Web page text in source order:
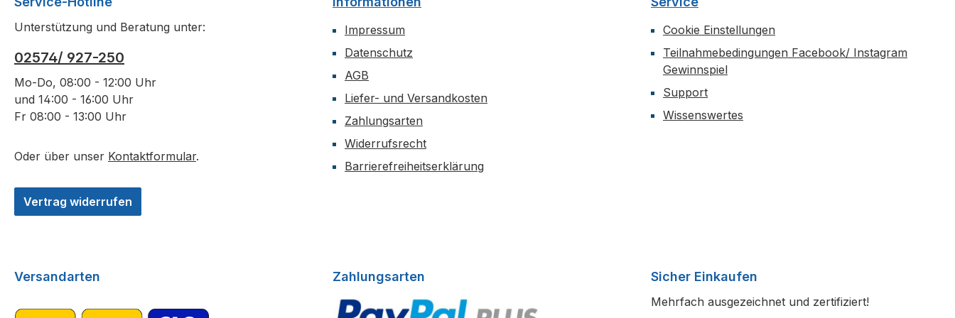
Partyfans!
Unterstützung und Beratung unter:
02574/ 927-250
Mo-Do, 08:00 - 12:00 Uhr
und 14:00 - 16:00 Uhr
Fr 08:00 - 13:00 Uhr
Oder über unser Kontaktformular.
Vertrag widerrufen
Impressum
Datenschutz
AGB
Liefer- und Versandkosten
Zahlungsarten
Widerrufsrecht
Barrierefreiheitserklärung
Cookie Einstellungen
Teilnahmebedingungen Facebook/ Instagram
Gewinnspiel
Support
Wissenswertes
Versandarten Zahlungsarten Sicher Einkaufen
Mehrfach ausgezeichnet und zertifiziert!